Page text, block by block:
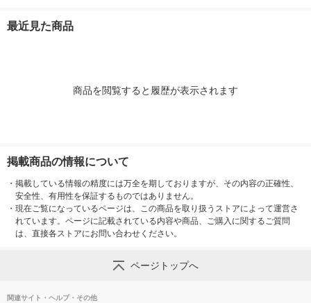
最近見た商品
商品を閲覧すると履歴が表示されます
掲載商品の情報について
・ 掲載している情報の精度には万全を期しておりますが、その内容の正確性、
安全性、有用性を保証するものではありません。
・ 現在ご覧になっているページは、この商品を取り扱うストアによって運営さ
れています。ページに記載されている内容や商品、ご購入に関するご質問
は、直接各ストアにお問い合わせください。
ページトップへ
関連サイト・ヘルプ・その他